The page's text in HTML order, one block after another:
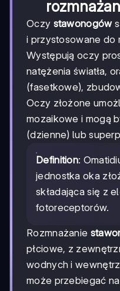
Oczy stawonogów
i przystosowane do
Występują oczy
natężenia światła,
(fasetkowe),
Oczy złożone
mozaikowe i mogą
(dzienne) lub
Definition:
jednostka oka
składająca się z
fotoreceptorów.
Rozmnażanie
płciowe, z
wodnych i
może przebiegać